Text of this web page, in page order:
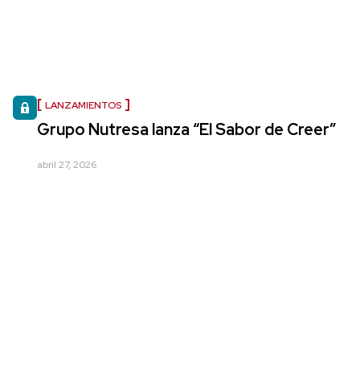
LANZAMIENTOS
Grupo Nutresa lanza “El Sabor de Creer”
abril 27, 2026